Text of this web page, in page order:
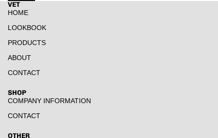
VET
HOME
LOOKBOOK
PRODUCTS
ABOUT
CONTACT
SHOP
COMPANY INFORMATION
CONTACT
OTHER
返金ポリシー